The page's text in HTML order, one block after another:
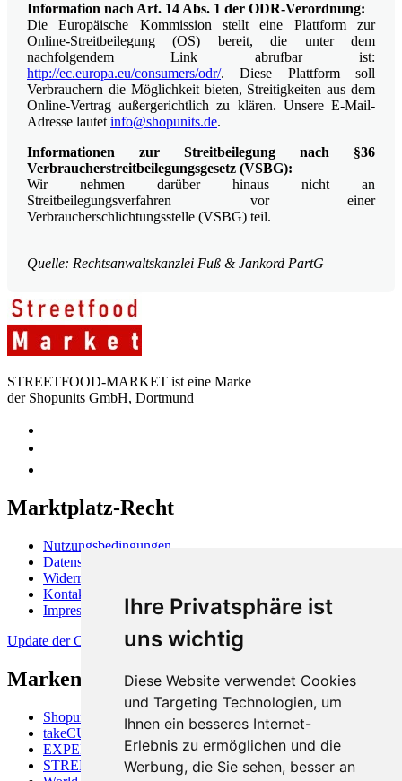
Ihre Privatsphäre ist
uns wichtig
Diese Website verwendet Cookies
und Targeting Technologien, um
Ihnen ein besseres Internet-
Erlebnis zu ermöglichen und die
Werbung, die Sie sehen, besser an
Information nach Art. 14 Abs. 1 der ODR-Verordnung:
Die Europäische Kommission stellt eine Plattform zur
Online-Streitbeilegung (OS) bereit, die unter dem
nachfolgendem Link abrufbar ist:
http://ec.europa.eu/consumers/odr/. Diese Plattform soll
Verbrauchern die Möglichkeit bieten, Streitigkeiten aus dem
Online-Vertrag außergerichtlich zu klären. Unsere E-Mail-
Adresse lautet info@shopunits.de.
Informationen zur Streitbeilegung nach §36
Verbraucherstreitbeilegungsgesetz (VSBG):
Wir nehmen darüber hinaus nicht an
Streitbeilegungsverfahren vor einer
Verbraucherschlichtungsstelle (VSBG) teil.
Quelle: Rechtsanwaltskanzlei Fuß & Jankord PartG
STREETFOOD-MARKET ist eine Marke
der Shopunits GmbH, Dortmund
Marktplatz-Recht
Nutzungsbedingungen
Datenschutzerklärung
Widerrufsbelehrung
Kontakt
Impressum
Update der Cookie-Präferenzen
Markenüberblick
Shopunits GmbH
takeCUBE
EXPERTISALE
STREETFOOD-MARKET